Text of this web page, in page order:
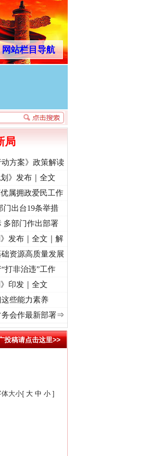
网站栏目导航
丨“转折之城”激荡..
局
动方案》政策解读
》发布｜全文
属拥政爱民工作
门出台19条举措
多部门作出部署
》发布｜全文｜解
资源高质量发展
打非治违”工作
印发｜全文
些能力素养
务会作最新部署⇒
投稿请点击这里>>
体大小[ 大 中 小 ]